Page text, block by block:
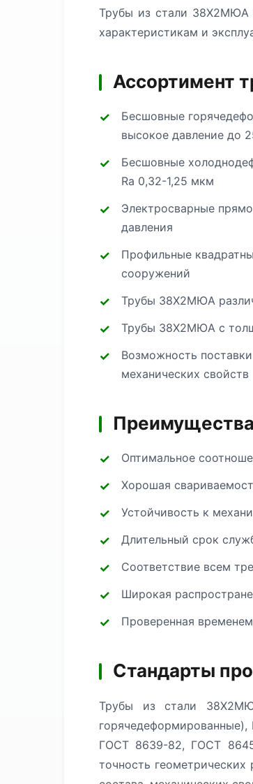
Трубы из стали 38Х2МЮА
характеристикам и
Ассортимент
Бесшовные
высокое давление до
Бесшовные
Ra 0,32-1,25 мкм
Электросварные
давления
Профильные
сооружений
Трубы 38Х2МЮА
Трубы 38Х2МЮА с
Возможность
механических свойств
Оптимальное
Хорошая
Устойчивость к
Длительный срок
Соответствие всем
Широкая
Проверенная
Стандарты
Трубы из стали
ГОСТ 8639-82, ГОСТ
точность